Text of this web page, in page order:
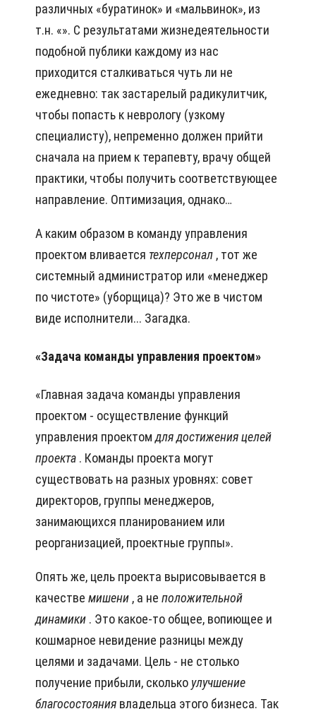
различных «буратинок» и «мальвинок», из
т.н. «». С результатами жизнедеятельности
подобной публики каждому из нас
приходится сталкиваться чуть ли не
ежедневно: так застарелый радикулитчик,
чтобы попасть к неврологу (узкому
специалисту), непременно должен прийти
сначала на прием к терапевту, врачу общей
практики, чтобы получить соответствующее
направление. Оптимизация, однако…
А каким образом в команду управления
проектом вливается техперсонал , тот же
системный администратор или «менеджер
по чистоте» (уборщица)? Это же в чистом
виде исполнители... Загадка.
«Задача команды управления проектом»
«Главная задача команды управления
проектом - осуществление функций
управления проектом длядостижения целей
проекта . Команды проекта могут
существовать на разных уровнях: совет
директоров, группы менеджеров,
занимающихся планированием или
реорганизацией, проектные группы».
Опять же, цель проекта вырисовывается в
качестве мишени , а не положительной
динамики . Это какое-то общее, вопиющее и
кошмарное невидение разницы между
целями и задачами. Цель - не столько
получение прибыли, сколько улучшение
благосостояния владельца этого бизнеса. Так